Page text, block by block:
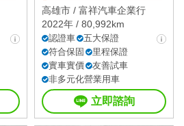
高雄市 / 富祥汽車企業行
2022年 / 80,992km
認證車
五大保證
符合保固
里程保證
實車實價
友善試車
非多元化營業用車
立即諮詢